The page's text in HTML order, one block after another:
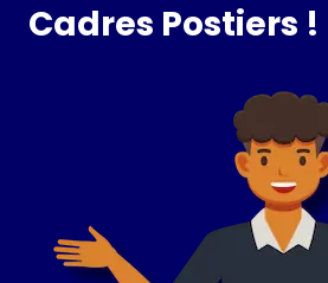
Cadres Postiers !